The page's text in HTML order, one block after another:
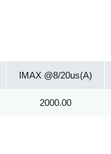
IMAX @8/20us(A)
2000.00